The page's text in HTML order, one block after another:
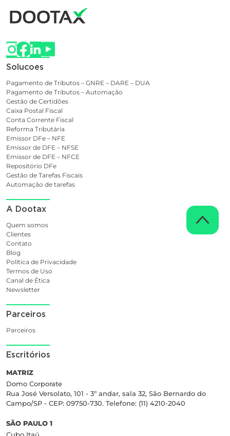
Solucoes
Pagamento de Tributos – GNRE – DARE – DUA
Pagamento de Tributos – Automação
Gestão de Certidões
Caixa Postal Fiscal
Conta Corrente Fiscal
Reforma Tributária
Emissor DFe – NFE
Emissor de DFE – NFSE
Emissor de DFE – NFCE
Repositório DFe
Gestão de Tarefas Fiscais
Automação de tarefas
A Dootax
Quem somos
Clientes
Contato
Blog
Política de Privacidade
Termos de Uso
Canal de Ética
Newsletter
Parceiros
Parceiros
Escritórios
MATRIZ
Domo Corporate
Rua José Versolato, 101 - 3º andar, sala 32, São Bernardo do
Campo/SP - CEP: 09750-730. Telefone: (11) 4210-2040
SÃO PAULO 1